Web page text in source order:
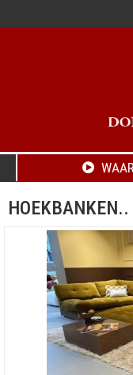
HOEKBANKEN..